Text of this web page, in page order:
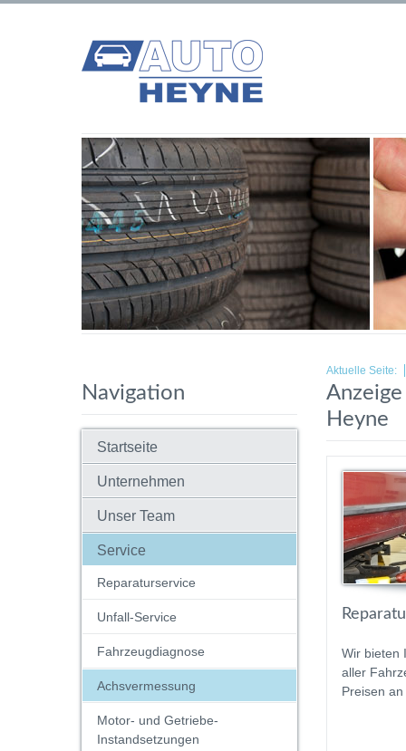
Navigation
Startseite
Unternehmen
Unser Team
Service
Reparaturservice
Unfall-Service
Fahrzeugdiagnose
Achsvermessung
Motor- und Getriebe-
Instandsetzungen
Aktuelle Seite:
Heyne
Wir bieten
aller
Preisen